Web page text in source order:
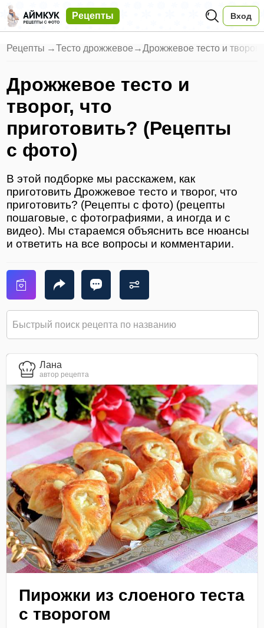
Рецепты Вход
Рецепты →Тесто дрожжевое →Дрожжевое тесто и
Дрожжевое тесто и
творог, что
приготовить? (Рецепты
с фото)
В этой подборке мы расскажем, как
приготовить Дрожжевое тесто и творог, что
приготовить? (Рецепты с фото) (рецепты
пошаговые, с фотографиями, а иногда и с
видео). Мы стараемся объяснить все нюансы
и ответить на все вопросы и комментарии.
Лана
автор рецепта
Пирожки из слоеного теста
с творогом